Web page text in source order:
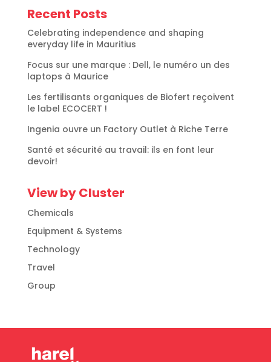
Recent Posts
Celebrating independence and shaping
everyday life in Mauritius
Focus sur une marque : Dell, le numéro un des
laptops à Maurice
Les fertilisants organiques de Biofert reçoivent
le label ECOCERT !
Ingenia ouvre un Factory Outlet à Riche Terre
Santé et sécurité au travail: ils en font leur
devoir!
View by Cluster
Chemicals
Equipment & Systems
Technology
Travel
Group